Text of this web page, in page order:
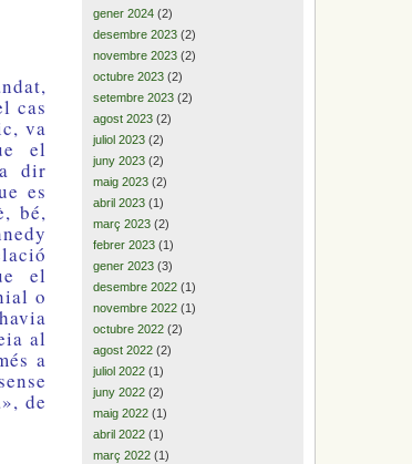
cas
va
el
dir
es
bé,
el
o
al
a
de
gener 2024 (2)
desembre 2023 (2)
novembre 2023 (2)
octubre 2023 (2)
setembre 2023 (2)
agost 2023 (2)
juliol 2023 (2)
juny 2023 (2)
maig 2023 (2)
abril 2023 (1)
març 2023 (2)
febrer 2023 (1)
gener 2023 (3)
desembre 2022 (1)
novembre 2022 (1)
octubre 2022 (2)
agost 2022 (2)
juliol 2022 (1)
juny 2022 (2)
maig 2022 (1)
abril 2022 (1)
març 2022 (1)